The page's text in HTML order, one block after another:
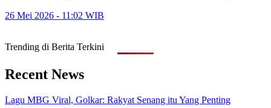
26 Mei 2026 - 11:02 WIB
Trending di Berita Terkini
Recent News
Lagu MBG Viral, Golkar: Rakyat Senang itu Yang Penting